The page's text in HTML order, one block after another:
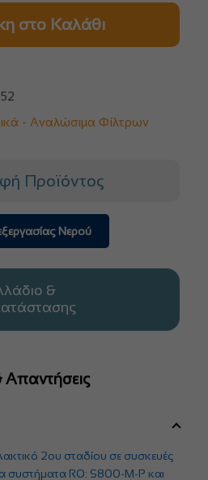
στο Καλάθι
- Αναλώσιμα Φίλτρων
Προϊόντος
Νερού
&
Απαντήσεις
2ου σταδίου σε συσκευές
συστήματα RO: S800-M-P και